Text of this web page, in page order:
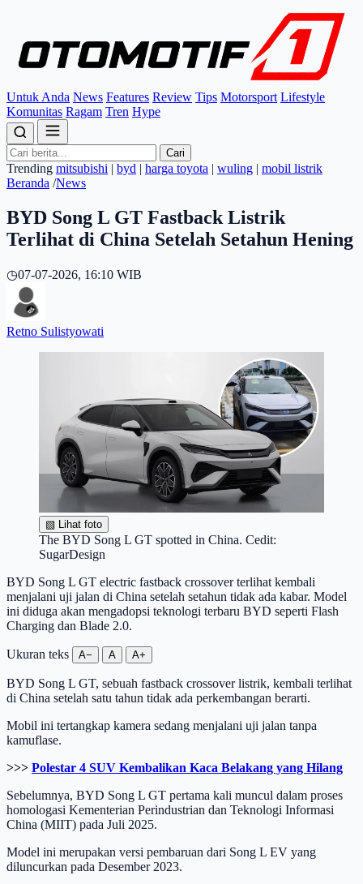
Untuk Anda News Features Review Tips Motorsport Lifestyle
Komunitas Ragam Tren Hype
Cari
Trending mitsubishi | byd | harga toyota | wuling | mobil listrik
Beranda /News
BYD Song L GT Fastback Listrik
Terlihat di China Setelah Setahun Hening
◷07-07-2026, 16:10 WIB
Retno Sulistyowati
▧ Lihat foto
The BYD Song L GT spotted in China. Cedit:
SugarDesign
BYD Song L GT electric fastback crossover terlihat kembali
menjalani uji jalan di China setelah setahun tidak ada kabar. Model
ini diduga akan mengadopsi teknologi terbaru BYD seperti Flash
Charging dan Blade 2.0.
Ukuran teks A− A A+
BYD Song L GT, sebuah fastback crossover listrik, kembali terlihat
di China setelah satu tahun tidak ada perkembangan berarti.
Mobil ini tertangkap kamera sedang menjalani uji jalan tanpa
kamuflase.
>>> Polestar 4 SUV Kembalikan Kaca Belakang yang Hilang
Sebelumnya, BYD Song L GT pertama kali muncul dalam proses
homologasi Kementerian Perindustrian dan Teknologi Informasi
China (MIIT) pada Juli 2025.
Model ini merupakan versi pembaruan dari Song L EV yang
diluncurkan pada Desember 2023.